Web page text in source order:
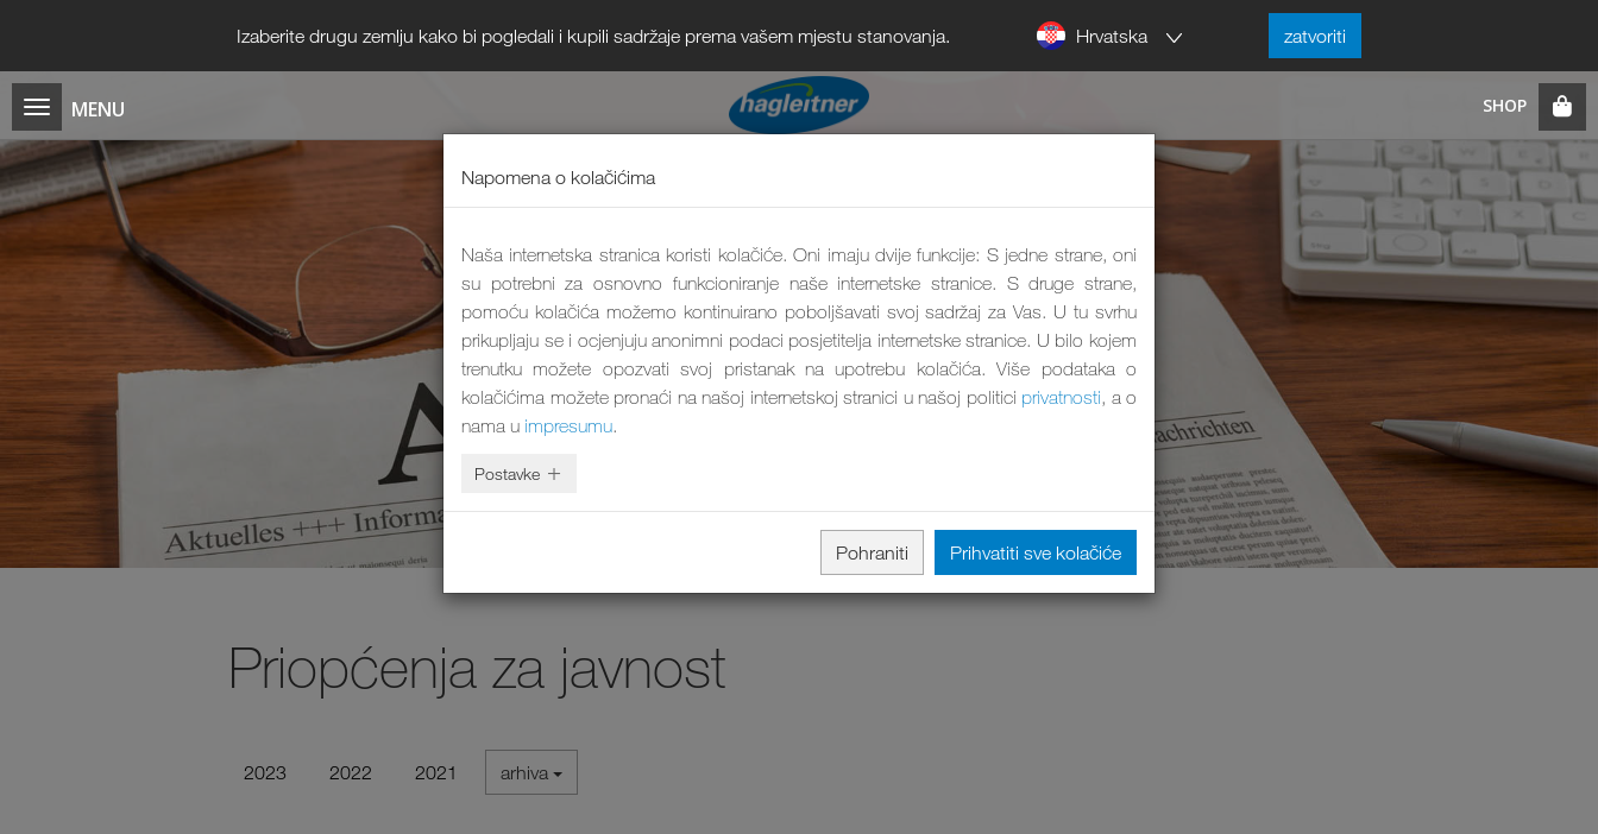
Izaberite drugu zemlju kako bi pogledali i kupili sadržaje prema vašem mjestu stanovanja. Hrvatska zatvoriti
Priopćenja za javnost
2023 2022 2021 arhiva
Napomena o kolačićima
Naša internetska stranica koristi kolačiće. Oni imaju dvije funkcije: S jedne strane, oni
su potrebni za osnovno funkcioniranje naše internetske stranice. S druge strane,
pomoću kolačića možemo kontinuirano poboljšavati svoj sadržaj za Vas. U tu svrhu
prikupljaju se i ocjenjuju anonimni podaci posjetitelja internetske stranice. U bilo kojem
trenutku možete opozvati svoj pristanak na upotrebu kolačića. Više podataka o
kolačićima možete pronaći na našoj internetskoj stranici u našoj politici privatnosti, a o
nama u impresumu.
Postavke
Pohraniti Prihvatiti sve kolačiće